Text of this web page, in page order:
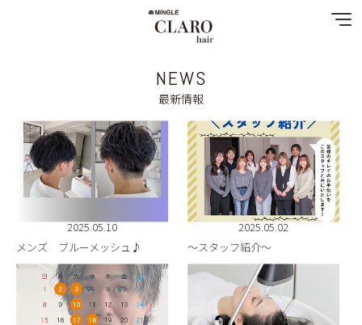
MENU
SHOP&STAFF
GALLERY
SPECIAL MENU
NEWS
最新情報
2025.05.10
メンズ ブルーメッシュ♪
2025.05.02
～スタッフ紹介～